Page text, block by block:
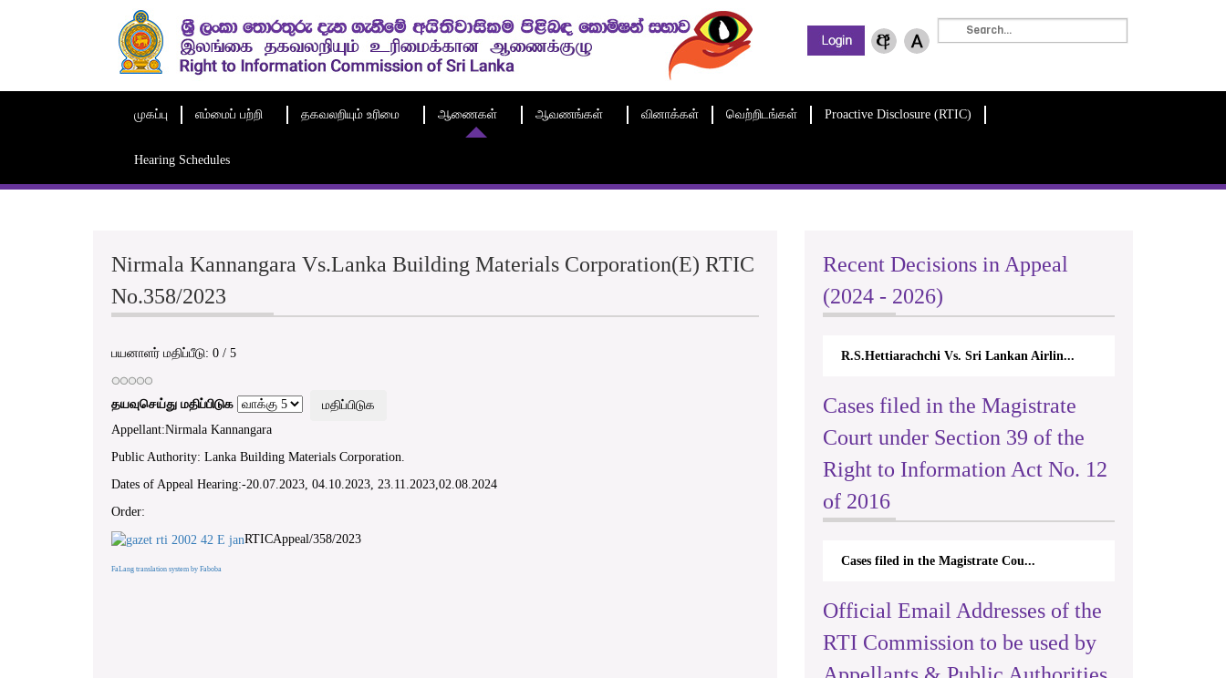
முகப்பு எம்மைப் பற்றி தகவலறியும் உரிமை ஆணைகள் ஆவணங்கள் வினாக்கள் வெற்றிடங்கள் Proactive Disclosure (RTIC)
Hearing Schedules
Nirmala Kannangara Vs.Lanka Building Materials Corporation(E) RTIC
No.358/2023
பயனாளர் மதிப்பீடு: 0 / 5
தயவுசெய்து மதிப்பிடுக
Appellant:Nirmala Kannangara
Public Authority: Lanka Building Materials Corporation.
Dates of Appeal Hearing:-20.07.2023, 04.10.2023, 23.11.2023,02.08.2024
Order:
RTICAppeal/358/2023
FaLang translation system by Faboba
Recent Decisions in Appeal
(2024 - 2026)
R.S.Hettiarachchi Vs. Sri Lankan Airlin...
Cases filed in the Magistrate
Court under Section 39 of the
Right to Information Act No. 12
of 2016
Cases filed in the Magistrate Cou...
Official Email Addresses of the
RTI Commission to be used by